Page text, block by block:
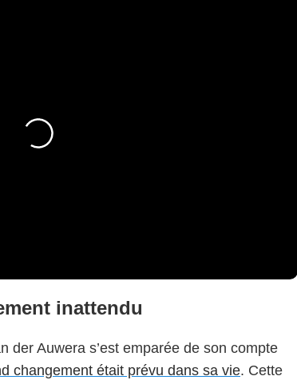
inattendu
der Auwera s’est emparée de son compte
changement était prévu dans sa vie. Cette